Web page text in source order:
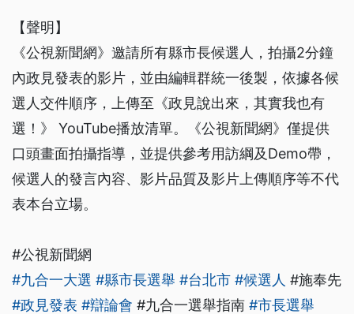
【聲明】
《公視新聞網》邀請所有縣市長候選人，拍攝2分鐘
內政見發表的影片，並由編輯群統一後製，依據各候
選人交件順序，上傳至《政見說出來，其實我也有
選！》 YouTube播放清單。《公視新聞網》僅提供
口頭畫面拍攝指導，並提供參考用訪綱及Demo帶，
候選人的發言內容、影片品質及影片上傳順序等不代
表本台立場。
#公視新聞網
#九合一大選 #縣市長選舉 #台北市 #候選人 #施奉先
#政見發表 #辯論會 #九合一選舉指南 #市長選舉